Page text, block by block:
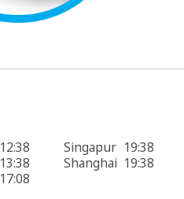
12:38
13:38
17:08
Singapur 19:38
Shanghai 19:38